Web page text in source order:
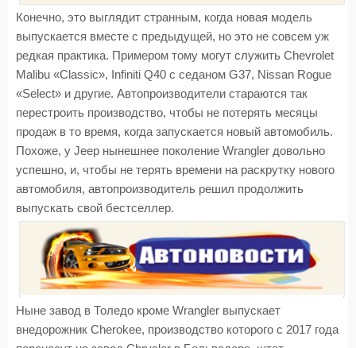
Конечно, это выглядит странным, когда новая модель
выпускается вместе с предыдущей, но это не совсем уж
редкая практика. Примером тому могут служить Chevrolet
Malibu «Classic», Infiniti Q40 с седаном G37, Nissan Rogue
«Select» и другие. Автопроизводители стараются так
перестроить производство, чтобы не потерять месяцы
продаж в то время, когда запускается новый автомобиль.
Похоже, у Jeep нынешнее поколение Wrangler довольно
успешно, и, чтобы не терять времени на раскрутку нового
автомобиля, автопроизводитель решил продолжить
выпускать свой бестселлер.
Ныне завод в Толедо кроме Wrangler выпускает
внедорожник Cherokee, производство которого с 2017 года